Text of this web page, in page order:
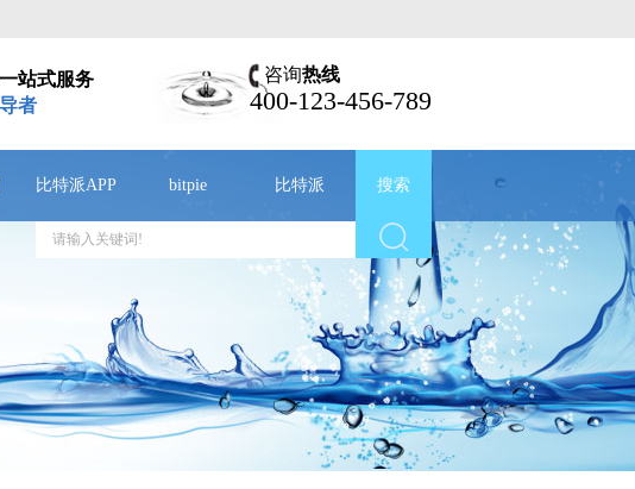
站式服务
者
咨询热线
400-123-456-789
比特派APP bitpie 比特派 搜索